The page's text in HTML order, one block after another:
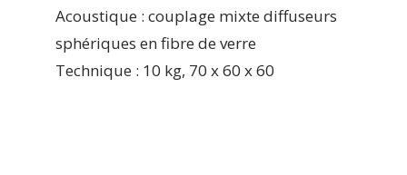
Acoustique : couplage mixte diffuseurs
sphériques en fibre de verre
Technique : 10 kg, 70 x 60 x 60